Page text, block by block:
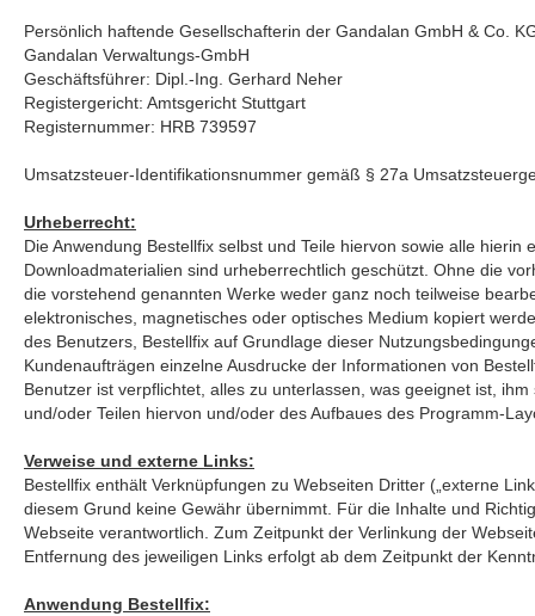
Persönlich haftende Gesellschafterin der Gandalan GmbH & Co.
Gandalan Verwaltungs-GmbH
Geschäftsführer: Dipl.-Ing. Gerhard Neher
Registergericht: Amtsgericht Stuttgart
Registernummer: HRB 739597
Umsatzsteuer-Identifikationsnummer gemäß § 27a
Urheberrecht:
Die Anwendung Bestellfix selbst und Teile hiervon sowie alle
Downloadmaterialien sind urheberrechtlich geschützt. Ohne die
die vorstehend genannten Werke weder ganz noch teilweise
elektronisches, magnetisches oder optisches Medium kopiert
des Benutzers, Bestellfix auf Grundlage dieser
Kundenaufträgen einzelne Ausdrucke der Informationen von
Benutzer ist verpflichtet, alles zu unterlassen, was geeignet ist,
und/oder Teilen hiervon und/oder des Aufbaues des Programm-
Verweise und externe Links:
Bestellfix enthält Verknüpfungen zu Webseiten Dritter („externe
diesem Grund keine Gewähr übernimmt. Für die Inhalte und
Webseite verantwortlich. Zum Zeitpunkt der Verlinkung der
Entfernung des jeweiligen Links erfolgt ab dem Zeitpunkt der
Anwendung Bestellfix: